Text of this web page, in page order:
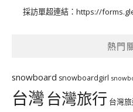
採訪單超連結： https://
熱門
snowboard snowboardgirl
台灣台灣旅行 台灣